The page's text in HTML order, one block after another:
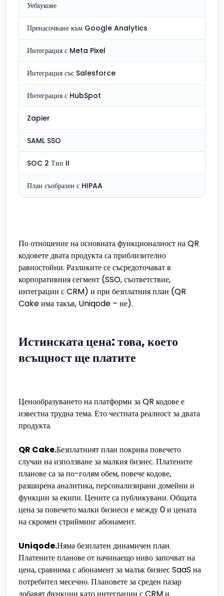
Уебхукове
Пренасочване към Google Analytics
Интеграция с Meta Pixel
Интеграция със Salesforce
Интеграция с HubSpot
Zapier
SAML SSO
SOC 2 Тип II
План съобразен с HIPAA
По отношение на основната функционалност на QR
кодовете двата продукта са приблизително
равностойни. Разликите се съсредоточават в
корпоративния сегмент (SSO, съответствие,
интеграции с CRM) и при безплатния план (QR
Cake има такъв, Uniqode – не).
Истинската цена: това, което
всъщност ще платите
Ценообразуването на платформи за QR кодове е
известна трудна тема. Ето честната реалност за двата
продукта.
QR Cake.Безплатният план покрива повечето
случаи на използване за малкия бизнес. Платените
планове са за по-голям обем, повече кодове,
разширена аналитика, персонализирани домейни и
функции за екипи. Цените са публикувани. Общата
цена за повечето малки бизнеси е между 0 и цената
на скромен стрийминг абонамент.
Uniqode.Няма безплатен динамичен план.
Платените планове от начинаещо ниво започват на
цена, сравнима с абонамент за малък бизнес SaaS на
потребител месечно. Плановете за среден пазар